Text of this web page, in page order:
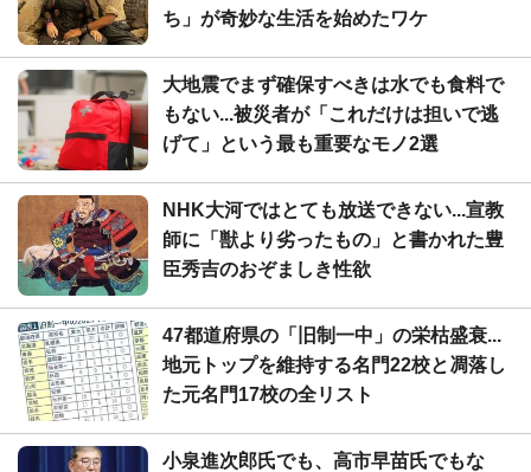
ち」が奇妙な生活を始めたワケ
大地震でまず確保すべきは水でも食料で
もない...被災者が「これだけは担いで逃
げて」という最も重要なモノ2選
NHK大河ではとても放送できない...宣教
師に「獣より劣ったもの」と書かれた豊
臣秀吉のおぞましき性欲
47都道府県の「旧制一中」の栄枯盛衰...
地元トップを維持する名門22校と凋落し
た元名門17校の全リスト
小泉進次郎氏でも、高市早苗氏でもな